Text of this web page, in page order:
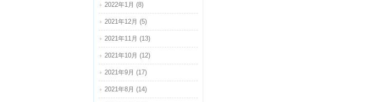
2022年1月 (8)
2021年12月 (5)
2021年11月 (13)
2021年10月 (12)
2021年9月 (17)
2021年8月 (14)